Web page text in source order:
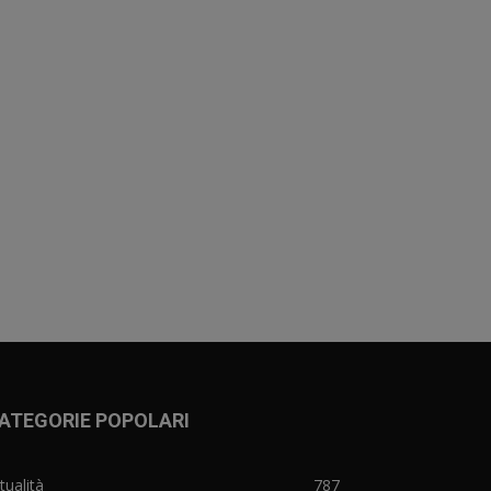
POPOLARI
787